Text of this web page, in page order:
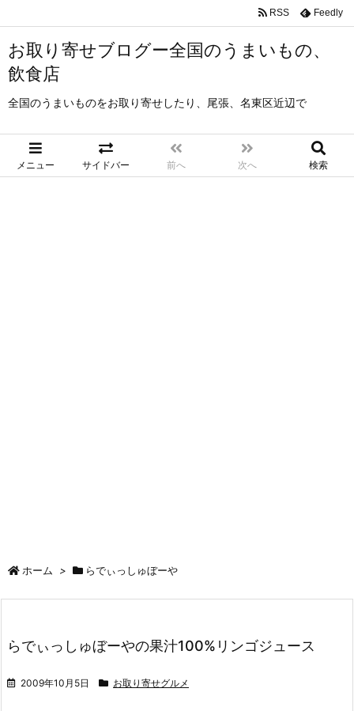
お取り寄せブログー全国のうまいもの、
飲食店
全国のうまいものをお取り寄せしたり、尾張、名東区近辺で
メニュー サイドバー 前へ 次へ 検索
RSS Feedly
ホーム > らでぃっしゅぼーや
らでぃっしゅぼーやの果汁100%リンゴジュース
2009年10月5日 お取り寄せグルメ